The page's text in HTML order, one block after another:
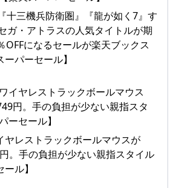
十三機兵防衛圏』『龍が如く7』す
ガ・アトラスの人気タイトルが期
OFFになるセールが楽天ブックス
パーセール】
ヤレストラックボールマウスが
。手の負担が少ない親指スタイル
ル】